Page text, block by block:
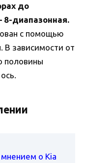
до
8-диапазонная.
с помощью
В зависимости от
половины
о Kia